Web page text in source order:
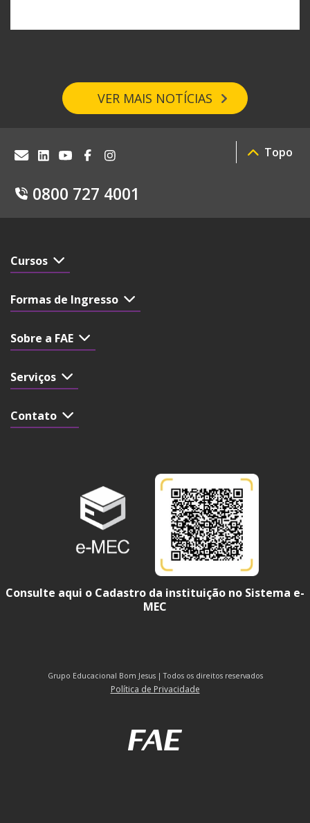
VER MAIS NOTÍCIAS
0800 727 4001
Topo
Cursos
Formas de Ingresso
Sobre a FAE
Serviços
Contato
Consulte aqui o Cadastro da instituição no Sistema e-
MEC
Grupo Educacional Bom Jesus | Todos os direitos reservados
Política de Privacidade